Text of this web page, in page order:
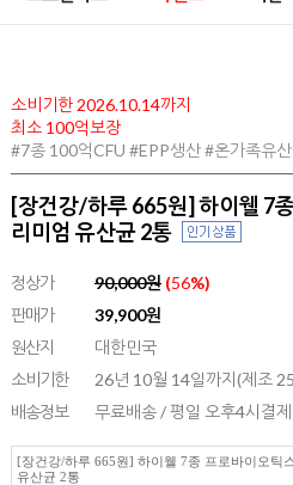
소비기한 2026.10.14까지
최소 100억보장
#7종 100억CFU #EPP생산 #온가족유
[장건강/하루 665원] 하이웰 7
리미엄 유산균 2통
정상가 90,000원 (56%)
판매가
39,900원
원산지
대한민국
소비기한
26년 10월 14일까지(제조
배송정보
무료배송 / 평일 오후4시결
[장건강/하루 665원] 하이웰 7종 프로바이오틱
유산균 2통